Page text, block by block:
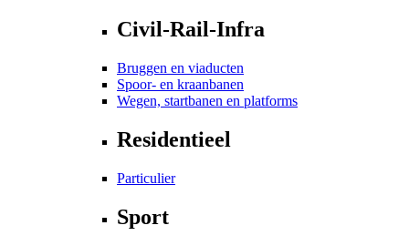
Civil-Rail-Infra
Bruggen en viaducten
Spoor- en kraanbanen
Wegen, startbanen en platforms
Residentieel
Particulier
Sport